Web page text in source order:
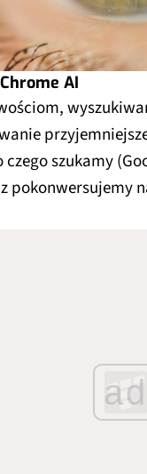
AI
czego szukamy
pokonwersujemy
ad